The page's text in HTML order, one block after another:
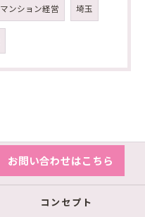
マンション経営 埼玉
お問い合わせはこちら
コンセプト